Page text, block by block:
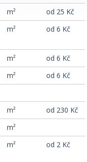
m²
od 25 Kč
m² od 6 Kč
m²
od 6 Kč
m²
od 6 Kč
m²
od 230 Kč
m²
m² od 2 Kč